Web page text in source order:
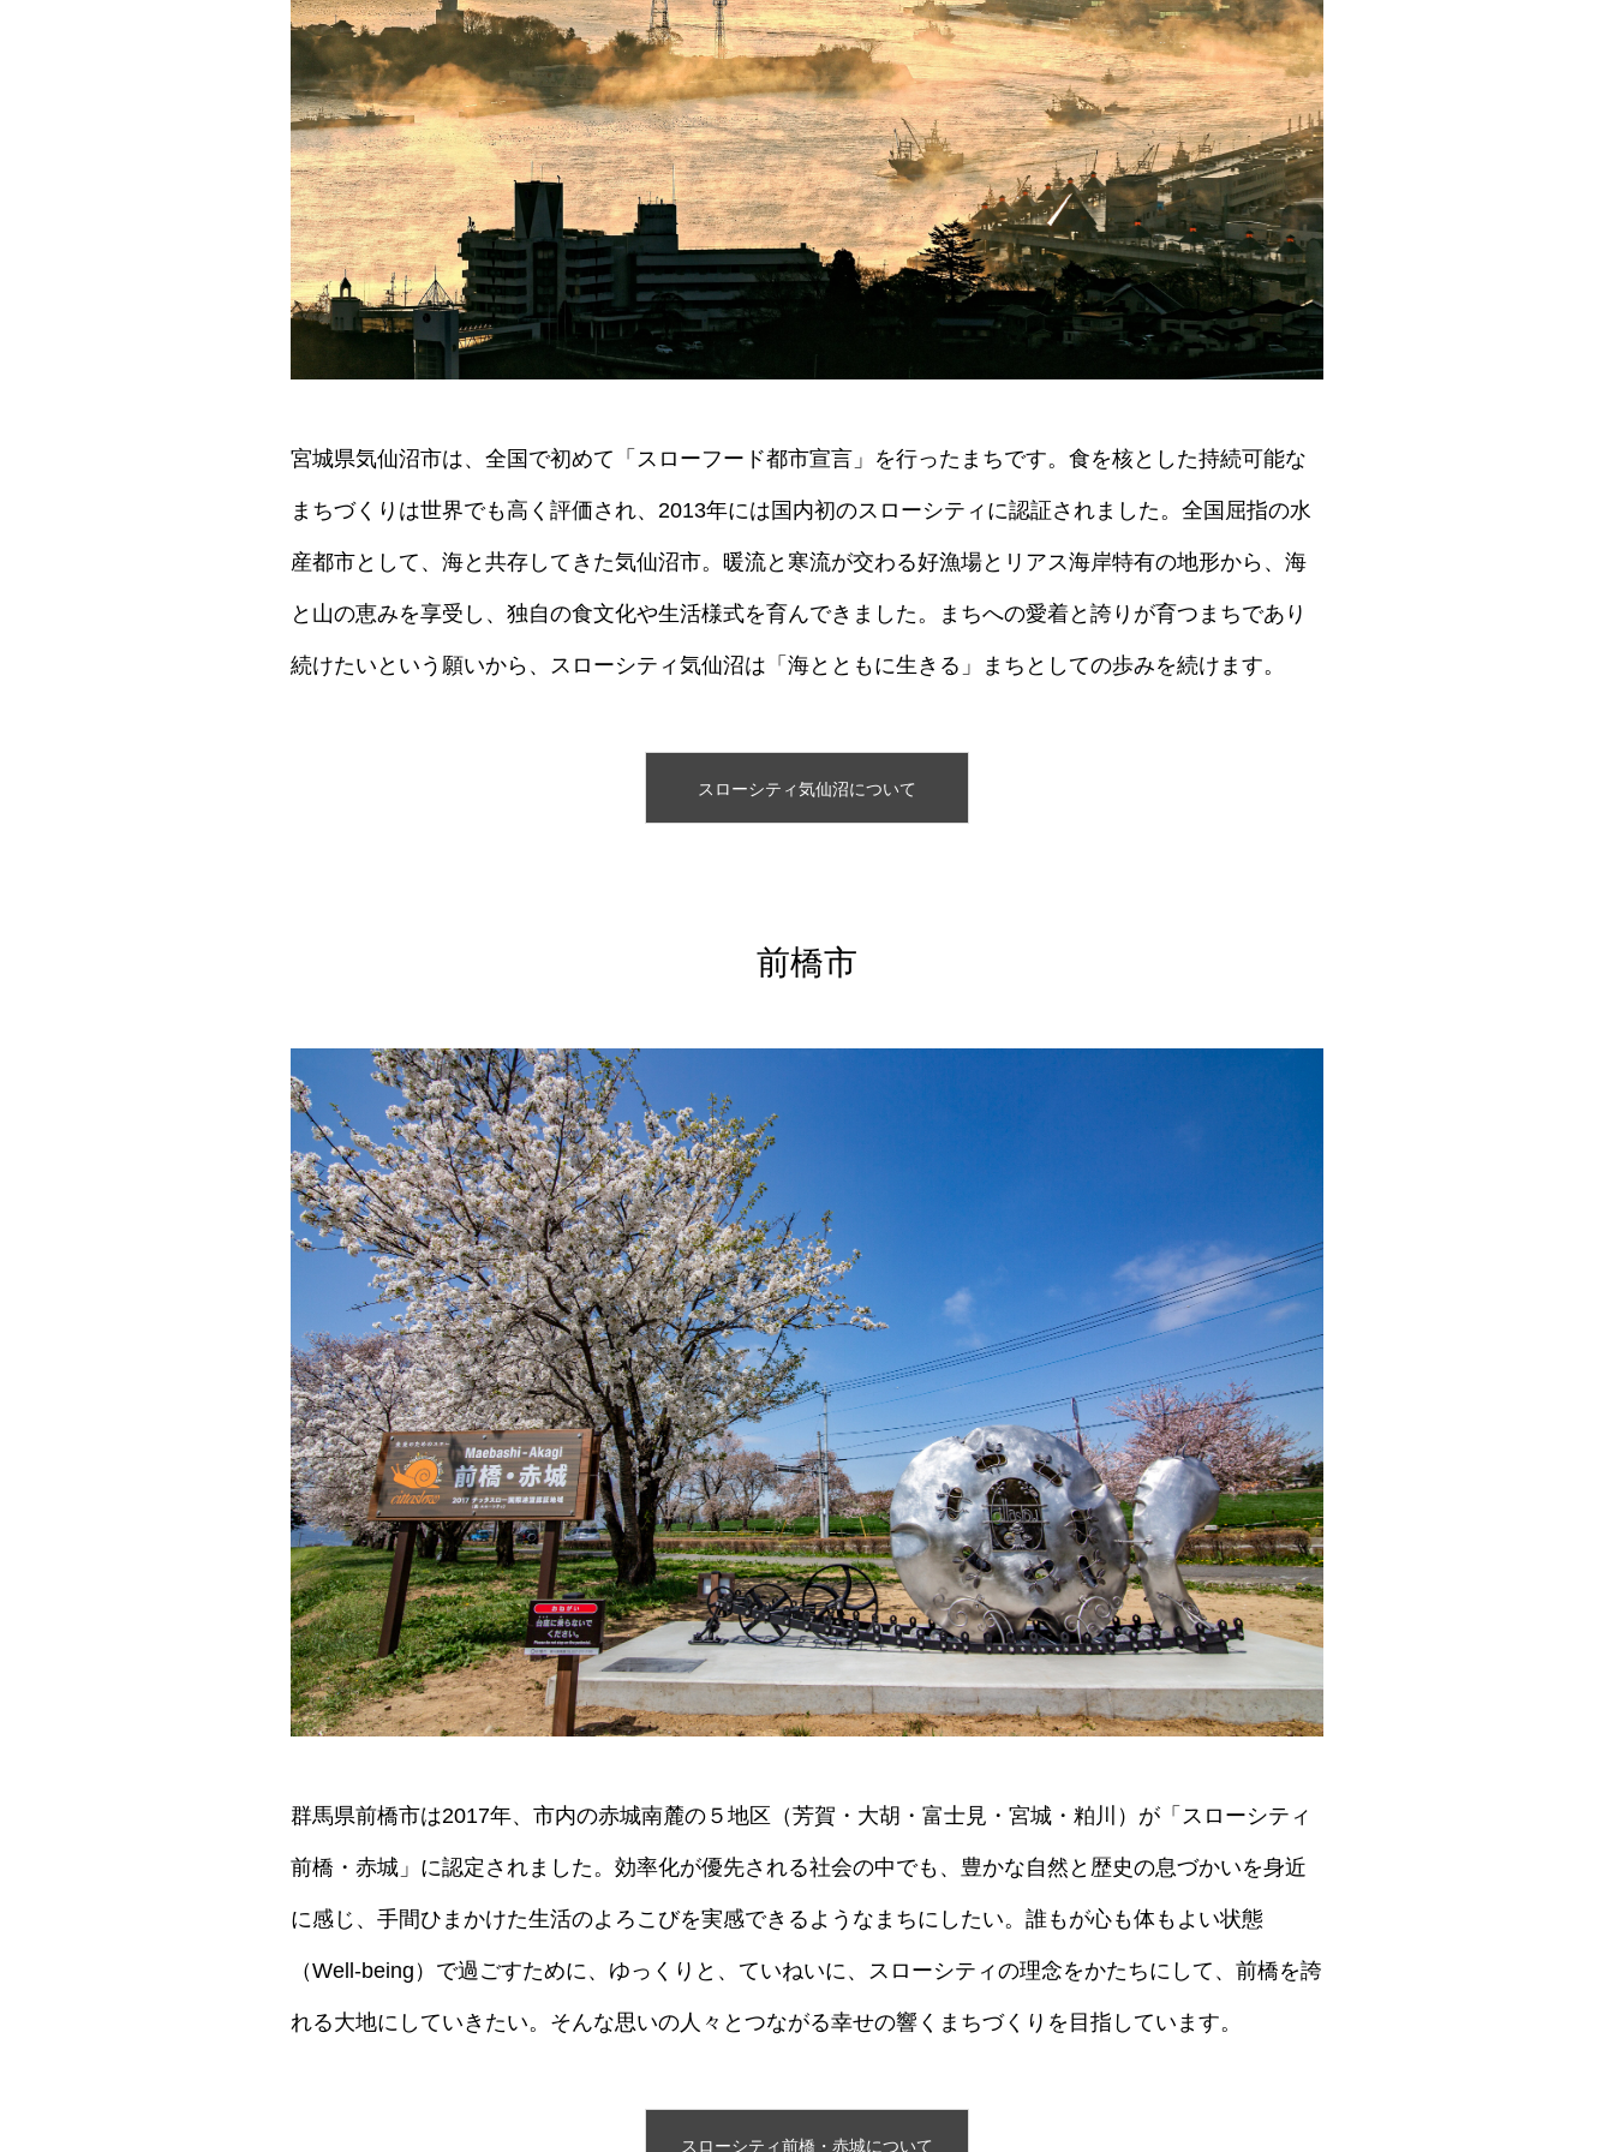
宮城県気仙沼市は、全国で初めて「スローフード都市宣言」を行ったまちです。食を核とした持続可能な
まちづくりは世界でも高く評価され、2013年には国内初のスローシティに認証されました。全国屈指の水
産都市として、海と共存してきた気仙沼市。暖流と寒流が交わる好漁場とリアス海岸特有の地形から、海
と山の恵みを享受し、独自の食文化や生活様式を育んできました。まちへの愛着と誇りが育つまちであり
続けたいという願いから、スローシティ気仙沼は「海とともに生きる」まちとしての歩みを続けます。
スローシティ気仙沼について
前橋市
群馬県前橋市は2017年、市内の赤城南麓の５地区（芳賀・大胡・富士見・宮城・粕川）が「スローシティ
前橋・赤城」に認定されました。効率化が優先される社会の中でも、豊かな自然と歴史の息づかいを身近
に感じ、手間ひまかけた生活のよろこびを実感できるようなまちにしたい。誰もが心も体もよい状態
（Well-being）で過ごすために、ゆっくりと、ていねいに、スローシティの理念をかたちにして、前橋を誇
れる大地にしていきたい。そんな思いの人々とつながる幸せの響くまちづくりを目指しています。
スローシティ前橋・赤城について